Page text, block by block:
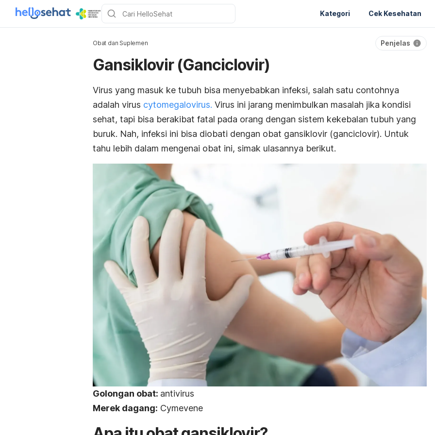
Kategori Cek Kesehatan
Obat dan Suplemen Penjelas
Gansiklovir (Ganciclovir)
Virus yang masuk ke tubuh bisa menyebabkan infeksi, salah satu contohnya
adalah virus cytomegalovirus. Virus ini jarang menimbulkan masalah jika kondisi
sehat, tapi bisa berakibat fatal pada orang dengan sistem kekebalan tubuh yang
buruk. Nah, infeksi ini bisa diobati dengan obat gansiklovir (ganciclovir). Untuk
tahu lebih dalam mengenai obat ini, simak ulasannya berikut.
Golongan obat: antivirus
Merek dagang: Cymevene